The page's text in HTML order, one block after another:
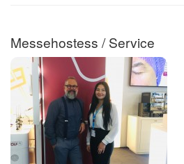
Messehostess / Service